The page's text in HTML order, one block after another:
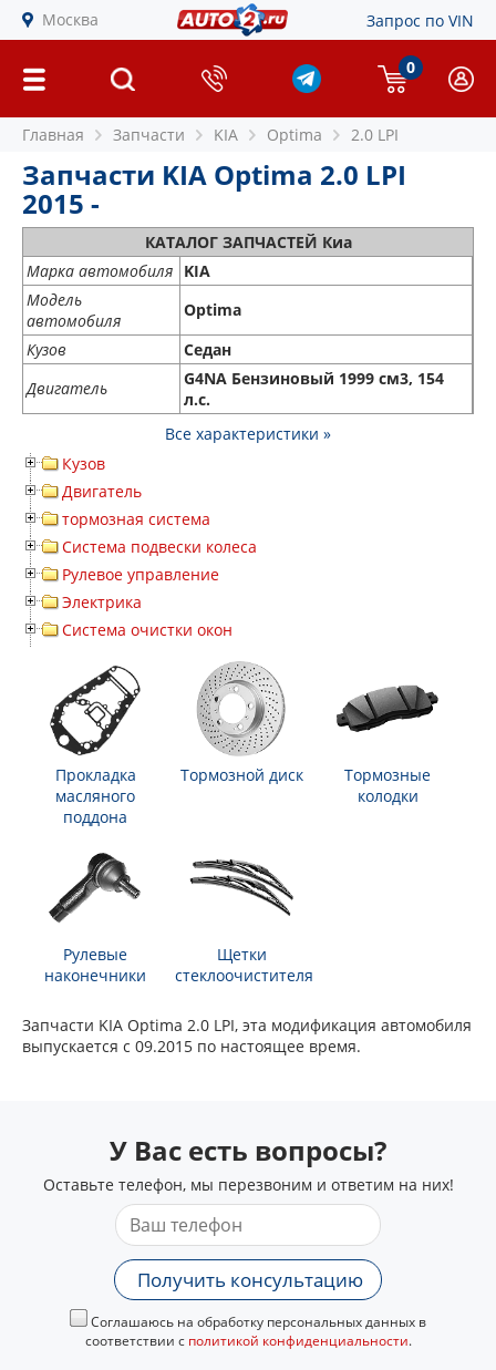
Москва Запрос по VIN
0
Главная Запчасти KIA Optima 2.0 LPI
Запчасти KIA Optima 2.0 LPI
2015 -
КАТАЛОГ ЗАПЧАСТЕЙ Киа
Марка автомобиля KIA
Модель
автомобиля
Optima
Кузов
Седан
Двигатель
G4NA Бензиновый 1999 см3, 154
л.с.
Все характеристики »
Кузов
Двигатель
тормозная система
Система подвески колеса
Рулевое управление
Электрика
Система очистки окон
Прокладка
масляного
поддона
Тормозной диск
Тормозные
колодки
Рулевые
наконечники
Щетки
стеклоочистителя
Запчасти KIA Optima 2.0 LPI, эта модификация автомобиля
выпускается с 09.2015 по настоящее время.
У Вас есть вопросы?
Оставьте телефон, мы перезвоним и ответим на них!
Получить консультацию
Соглашаюсь на обработку персональных данных в
соответствии с политикой конфиденциальности.